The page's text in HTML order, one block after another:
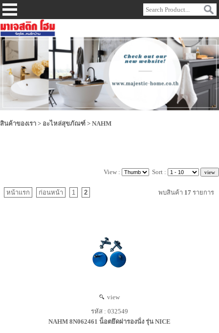
สินค้าของเรา > อะไหล่สุขภัณฑ์ > NAHM
View : Sort :
หน้าแรก ก่อนหน้า 1 2 พบสินค้า 17 รายการ
view
รหัส : 032549
NAHM 8N062461 น็อตยึดฝารองนั่ง รุ่น NICE